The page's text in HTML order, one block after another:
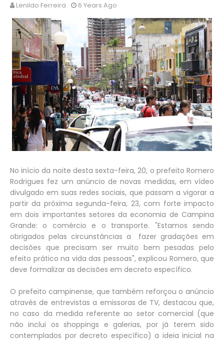
Lenildo Ferreira 6 Years Ago
No início da noite desta sexta-feira, 20, o prefeito Romero
Rodrigues fez um anúncio de novas medidas, em vídeo
divulgado em suas redes sociais, que passam a vigorar a
partir da próxima segunda-feira, 23, com forte impacto
em dois importantes setores da economia de Campina
Grande: o comércio e o transporte. "Estamos sendo
obrigados pelas circunstâncias a fazer gradações em
decisões que precisam ser muito bem pesadas pelo
efeito prático na vida das pessoas", explicou Romero, que
deve formalizar as decisões em decreto específico.
O prefeito campinense, que também reforçou o anúncio
através de entrevistas a emissoras de TV, destacou que,
no caso da medida referente ao setor comercial (que
não inclui os shoppings e galerias, por já terem sido
contemplados por decreto específico) a ideia inicial na